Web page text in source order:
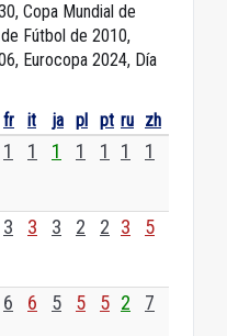
Copa Mundial de
Fútbol de 2010,
Eurocopa 2024, Día
fr it ja pl pt ru zh
1 1 1 1 1 1 1
3 3 3 2 2 3 5
6 6 5 5 5 2 7